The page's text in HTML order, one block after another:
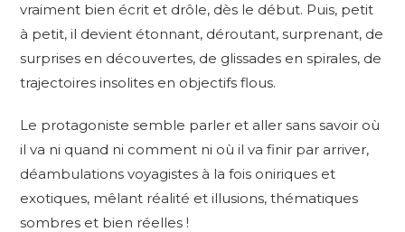
vraiment bien écrit et drôle, dès le début. Puis, petit
à petit, il devient étonnant, déroutant, surprenant, de
surprises en découvertes, de glissades en spirales, de
trajectoires insolites en objectifs flous.
Le protagoniste semble parler et aller sans savoir où
il va ni quand ni comment ni où il va finir par arriver,
déambulations voyagistes à la fois oniriques et
exotiques, mêlant réalité et illusions, thématiques
sombres et bien réelles !